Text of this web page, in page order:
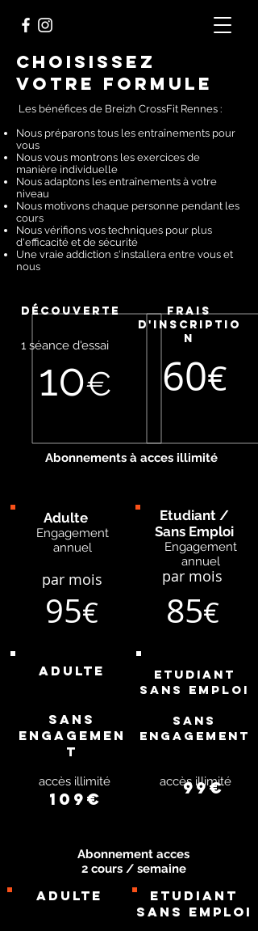
Choisissez
votre formule
Les bénéfices de Breizh CrossFit Rennes :
Nous préparons tous les entraînements pour
vous
Nous vous montrons les exercices de
manière individuelle
Nous adaptons les entraînements à votre
niveau
Nous motivons chaque personne pendant les
cours
Nous vérifions vos techniques pour plus
d'efficacité et de sécurité
Une vraie addiction s'installera entre vous et
nous
10€
1 séance d'essai
découverte
FRAIS
D'INSCRIPTIO
N
60€
Abonnements à acces illimité
Engagement
annuel
Adulte
Engagement
annuel
Etudiant /
Sans Emploi
par mois
95€
par mois
85€
Adulte
Sans
Engagemen
t
accès illimité
109€
Etudiant
sans emploi
Sans
Engagement
accès illimité
99€
Abonnement acces
2 cours / semaine
Adulte
Etudiant
sans emploi